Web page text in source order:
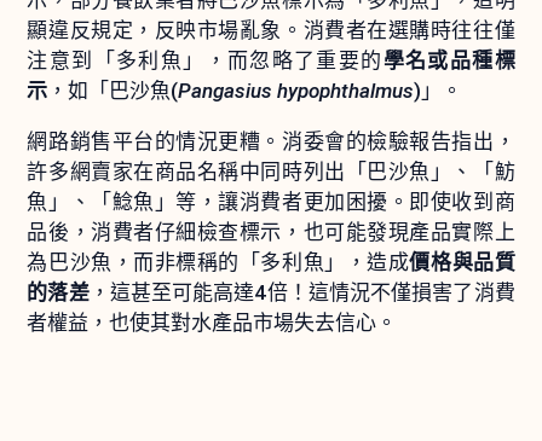
顯違反規定，反映市場亂象。消費者在選購時往往僅
注意到「多利魚」，而忽略了重要的學名或品種標
示 ，如「巴沙魚(Pangasius hypophthalmus)」。
網路銷售平台的情況更糟。消委會的檢驗報告指出，
許多網賣家在商品名稱中同時列出「巴沙魚」、「魴
魚」、「鯰魚」等，讓消費者更加困擾。即使收到商
品後，消費者仔細檢查標示，也可能發現產品實際上
為巴沙魚，而非標稱的「多利魚」，造成價格與品質
的落差，這甚至可能高達4倍！這情況不僅損害了消費
者權益，也使其對水產品市場失去信心。